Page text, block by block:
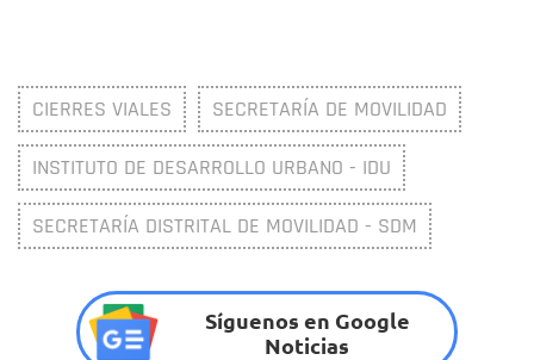
CIERRES VIALES SECRETARÍA DE MOVILIDAD
INSTITUTO DE DESARROLLO URBANO - IDU
SECRETARÍA DISTRITAL DE MOVILIDAD - SDM
Síguenos en Google
Noticias